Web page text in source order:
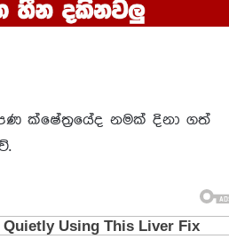
ක්ෂේත්‍ර‍යේද නමක් දිනා ගත්